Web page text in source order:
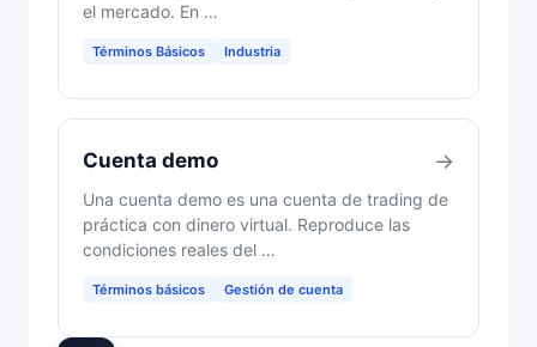
el mercado. En …
Términos Básicos Industria
Cuenta demo
Una cuenta demo es una cuenta de trading de
práctica con dinero virtual. Reproduce las
condiciones reales del …
Términos básicos Gestión de cuenta
→